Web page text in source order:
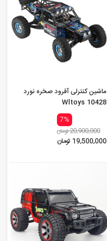
ماشین کنترلی آفرود صخره نورد
Wltoys 10428
7%
20,900,000 تومان
19,500,000 تومان